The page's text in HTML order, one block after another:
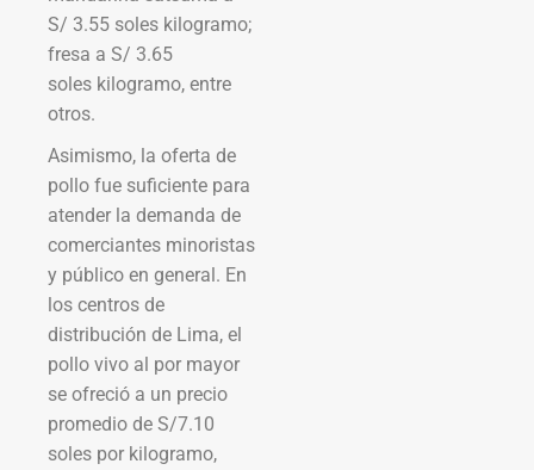
S/ 3.55 soles kilogramo;
fresa a S/ 3.65
soles kilogramo, entre
otros.
Asimismo, la oferta de
pollo fue suficiente para
atender la demanda de
comerciantes minoristas
y público en general. En
los centros de
distribución de Lima, el
pollo vivo al por mayor
se ofreció a un precio
promedio de S/7.10
soles por kilogramo,